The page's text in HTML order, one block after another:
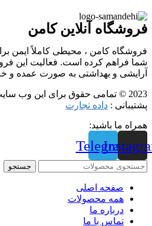
فروشگاه آنلاین کامن
فروشگاه کامن ، محیطی کاملاً ایمن
شما فراهم کرده است. فعالیت این
آرایشی و بهداشتی به صورت عمده و
2023 © تمامی حقوق برای این
پشتیبانی : داده تجارت
همراه ما باشید:
Telegram
جستجو
صفحه اصلی
همه محصولات
درباره ما
تماس با ما